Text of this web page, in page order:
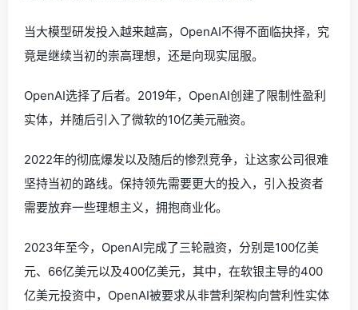
当大模型研发投入越来越高，OpenAI不得不面临抉择，究
竟是继续当初的崇高理想，还是向现实屈服。
OpenAI选择了后者。2019年，OpenAI创建了限制性盈利
实体，并随后引入了微软的10亿美元融资。
2022年的彻底爆发以及随后的惨烈竞争，让这家公司很难
坚持当初的路线。保持领先需要更大的投入，引入投资者
需要放弃一些理想主义，拥抱商业化。
2023年至今，OpenAI完成了三轮融资，分别是100亿美
元、66亿美元以及400亿美元，其中，在软银主导的400
亿美元投资中，OpenAI被要求从非营利架构向营利性实体